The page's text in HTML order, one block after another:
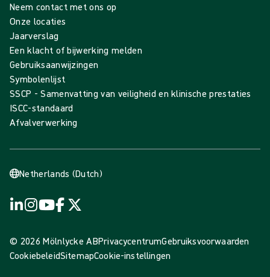
Neem contact met ons op
Onze locaties
Jaarverslag
Een klacht of bijwerking melden
Gebruiksaanwijzingen
Symbolenlijst
SSCP - Samenvatting van veiligheid en klinische prestaties
ISCC-standaard
Afvalverwerking
Netherlands (Dutch)
© 2026 Mölnlycke ABPrivacycentrumGebruiksvoorwaarden
CookiebeleidSitemapCookie-instellingen